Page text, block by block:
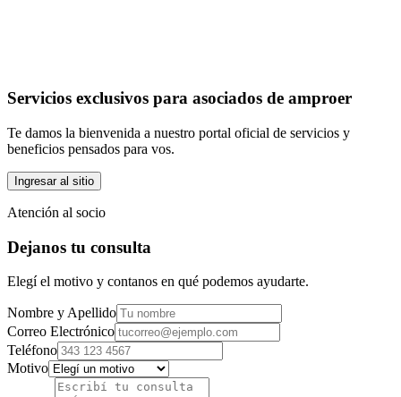
Servicios exclusivos para asociados de amproer
Te damos la bienvenida a nuestro portal oficial de servicios y
beneficios pensados para vos.
Ingresar al sitio
Atención al socio
Dejanos tu consulta
Elegí el motivo y contanos en qué podemos ayudarte.
Nombre y Apellido
Correo Electrónico
Teléfono
Motivo